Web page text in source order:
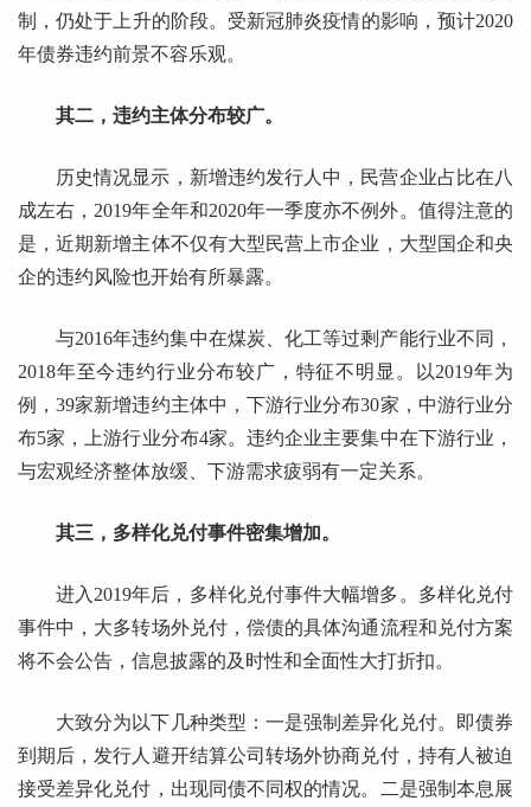
制，仍处于上升的阶段。受新冠肺炎疫情的影响，预计2020
年债券违约前景不容乐观。
其二，违约主体分布较广。
历史情况显示，新增违约发行人中，民营企业占比在八
成左右，2019年全年和2020年一季度亦不例外。值得注意的
是，近期新增主体不仅有大型民营上市企业，大型国企和央
企的违约风险也开始有所暴露。
与2016年违约集中在煤炭、化工等过剩产能行业不同，
2018年至今违约行业分布较广，特征不明显。以2019年为
例，39家新增违约主体中，下游行业分布30家，中游行业分
布5家，上游行业分布4家。违约企业主要集中在下游行业，
与宏观经济整体放缓、下游需求疲弱有一定关系。
其三，多样化兑付事件密集增加。
进入2019年后，多样化兑付事件大幅增多。多样化兑付
事件中，大多转场外兑付，偿债的具体沟通流程和兑付方案
将不会公告，信息披露的及时性和全面性大打折扣。
大致分为以下几种类型：一是强制差异化兑付。即债券
到期后，发行人避开结算公司转场外协商兑付，持有人被迫
接受差异化兑付，出现同债不同权的情况。二是强制本息展